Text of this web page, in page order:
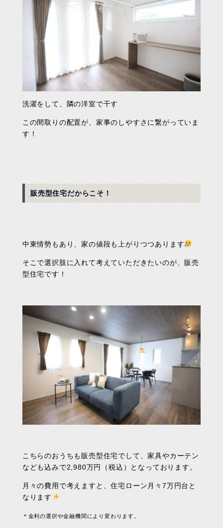
洗濯をして、隣の洋室で干す
この間取りの配置が、家事のしやすさに繋がっていま
す！
販売型住宅だからこそ！
中東情勢もあり、家の値段も上がりつつあります
そこで選択肢に入れて考えていただきたいのが、販売
型住宅です！
こちらのおうちも販売型住宅でして、家具やカーテン
なども込みで2,980万円（税込）となっております。
月々の費用で考えますと、住宅ローン月々7万円台と
なります
＊金利の選択や金融機関により変わります。